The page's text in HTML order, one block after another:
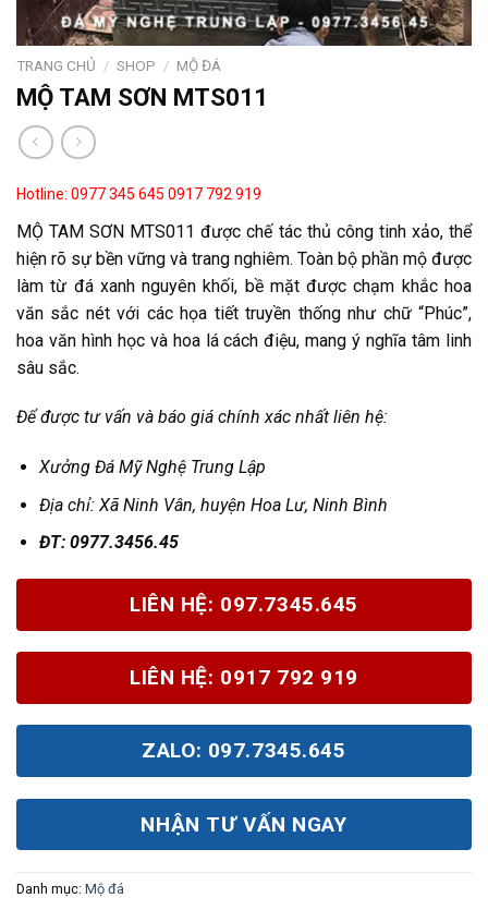
TRANG CHỦ / SHOP / MỘ ĐÁ
MỘ TAM SƠN MTS011
Hotline: 0977 345 645 0917 792 919
MỘ TAM SƠN MTS011 được chế tác thủ công tinh xảo, thể
hiện rõ sự bền vững và trang nghiêm. Toàn bộ phần mộ được
làm từ đá xanh nguyên khối, bề mặt được chạm khắc hoa
văn sắc nét với các họa tiết truyền thống như chữ “Phúc”,
hoa văn hình học và hoa lá cách điệu, mang ý nghĩa tâm linh
sâu sắc.
Để được tư vấn và báo giá chính xác nhất liên hệ:
Xưởng Đá Mỹ Nghệ Trung Lập
Địa chỉ: Xã Ninh Vân, huyện Hoa Lư, Ninh Bình
ĐT: 0977.3456.45
LIÊN HỆ: 097.7345.645
LIÊN HỆ: 0917 792 919
ZALO: 097.7345.645
NHẬN TƯ VẤN NGAY
Danh mục: Mộ đá